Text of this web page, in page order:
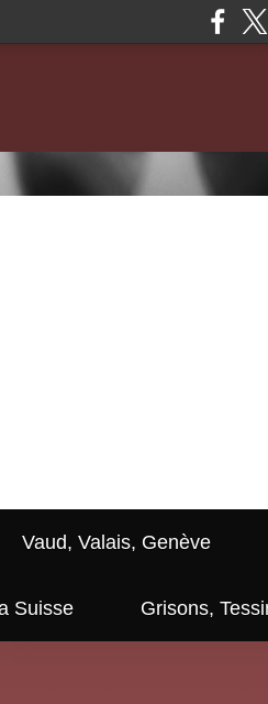
Vaud, Valais, Genève
Suisse Grisons,